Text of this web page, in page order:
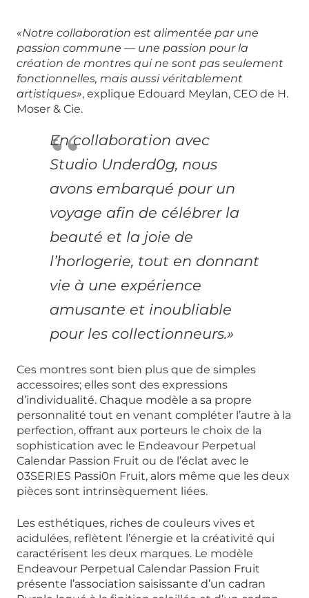
«Notre collaboration est alimentée par une
passion commune — une passion pour la
création de montres qui ne sont pas seulement
fonctionnelles, mais aussi véritablement
artistiques», explique Edouard Meylan, CEO de H.
Moser & Cie.
En collaboration avec
Studio Underd0g, nous
avons embarqué pour un
voyage afin de célébrer la
beauté et la joie de
l’horlogerie, tout en donnant
vie à une expérience
amusante et inoubliable
pour les collectionneurs.»
Ces montres sont bien plus que de simples
accessoires; elles sont des expressions
d’individualité. Chaque modèle a sa propre
personnalité tout en venant compléter l’autre à la
perfection, offrant aux porteurs le choix de la
sophistication avec le Endeavour Perpetual
Calendar Passion Fruit ou de l’éclat avec le
03SERIES Passi0n Fruit, alors même que les deux
pièces sont intrinsèquement liées.
Les esthétiques, riches de couleurs vives et
acidulées, reflètent l’énergie et la créativité qui
caractérisent les deux marques. Le modèle
Endeavour Perpetual Calendar Passion Fruit
présente l’association saisissante d’un cadran